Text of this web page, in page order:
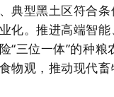
典型黑土区符合
化。推进高端智
“三位一体”的种
物观，推动现代